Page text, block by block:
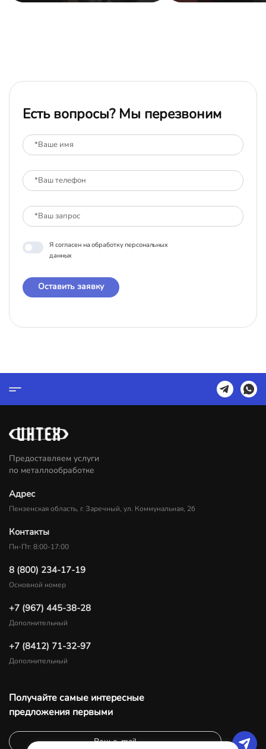
Есть вопросы? Мы перезвоним
Я согласен на обработку персональных
данных
Оставить заявку
Предоставляем услуги
по металлообработке
Адрес
Пензенская область, г. Заречный, ул. Коммунальная, 2б
Контакты
Пн-Пт: 8:00-17:00
8 (800) 234-17-19
Основной номер
+7 (967) 445-38-28
Дополнительный
+7 (8412) 71-32-97
Дополнительный
Получайте самые интересные
предложения первыми